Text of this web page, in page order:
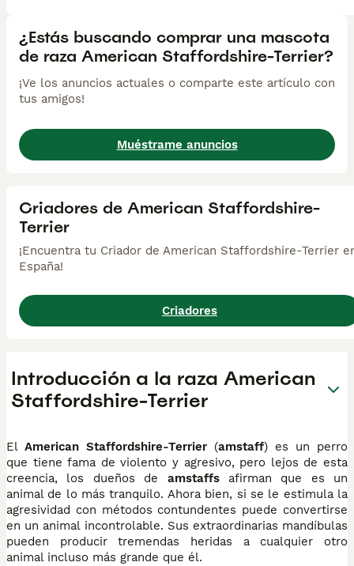
¿Estás buscando comprar una mascota
de raza American Staffordshire-Terrier?
¡Ve los anuncios actuales o comparte este artículo con
tus amigos!
Muéstrame anuncios
Criadores de American Staffordshire-
Terrier
¡Encuentra tu Criador de American Staffordshire-Terrier
España!
Criadores
Introducción a la raza American
Staffordshire-Terrier
El American Staffordshire-Terrier (amstaff) es un perro
que tiene fama de violento y agresivo, pero lejos de esta
creencia, los dueños de amstaffsafirman que es un
animal de lo más tranquilo. Ahora bien, si se le estimula la
agresividad con métodos contundentes puede convertirse
en un animal incontrolable. Sus extraordinarias mandíbulas
pueden producir tremendas heridas a cualquier otro
animal incluso más grande que él.